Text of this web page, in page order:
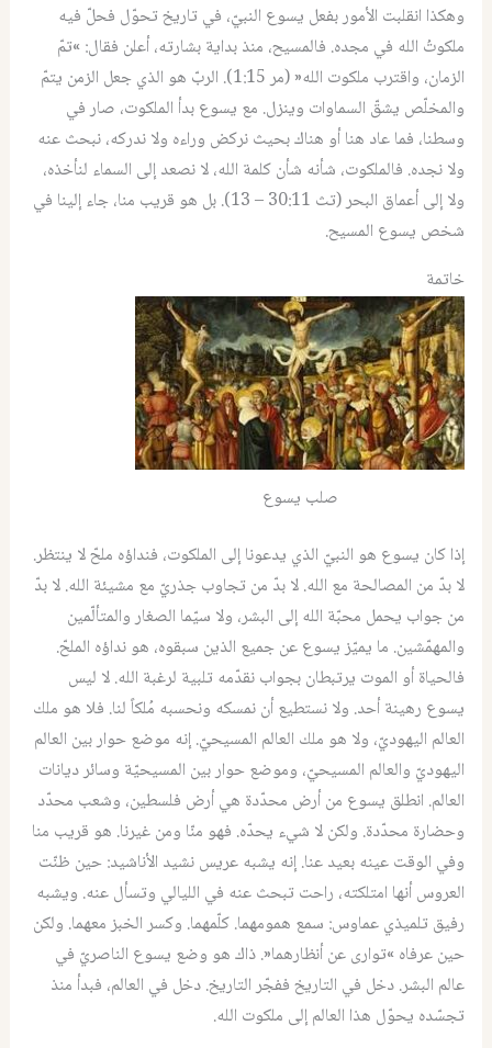
وهكذا انقلبت الأمور بفعل يسوع النبيّ، في تاريخ تحوّل فحلّ فيه
ملكوتُ الله في مجده. فالمسيح، منذ بداية بشارته، أعلن فقال: »تمّ
الزمان، واقترب ملكوت الله« (مر 1:15). الربّ هو الذي جعل الزمن يتمّ
والمخلّص يشقّ السماوات وينزل. مع يسوع بدأ الملكوت، صار في
وسطنا، فما عاد هنا أو هناك بحيث نركض وراءه ولا ندركه، نبحث عنه
ولا نجده. فالملكوت، شأنه شأن كلمة الله، لا نصعد إلى السماء لنأخذه،
ولا إلى أعماق البحر (تث 30:11 – 13). بل هو قريب منا، جاء إلينا في
شخص يسوع المسيح.
خاتمة
صلب يسوع
إذا كان يسوع هو النبيّ الذي يدعونا إلى الملكوت، فنداؤه ملحّ لا ينتظر.
لا بدّ من المصالحة مع الله. لا بدّ من تجاوب جذريّ مع مشيئة الله. لا بدّ
من جواب يحمل محبّة الله إلى البشر، ولا سيّما الصغار والمتألّمين
والمهمّشين. ما يميّز يسوع عن جميع الذين سبقوه، هو نداؤه الملحّ.
فالحياة أو الموت يرتبطان بجواب نقدّمه تلبية لرغبة الله. لا ليس
يسوع رهينة أحد. ولا نستطيع أن نمسكه ونحسبه مُلكاً لنا. فلا هو ملك
العالم اليهوديّ، ولا هو ملك العالم المسيحيّ. إنه موضع حوار بين العالم
اليهوديّ والعالم المسيحيّ، وموضع حوار بين المسيحيّة وسائر ديانات
العالم. انطلق يسوع من أرض محدّدة هي أرض فلسطين، وشعب محدّد
وحضارة محدّدة. ولكن لا شيء يحدّه. فهو منّا ومن غيرنا. هو قريب منا
وفي الوقت عينه بعيد عنا. إنه يشبه عريس نشيد الأناشيد: حين ظنّت
العروس أنها امتلكته، راحت تبحث عنه في الليالي وتسأل عنه. ويشبه
رفيق تلميذي عماوس: سمع همومهما. كلّمهما. وكسر الخبز معهما. ولكن
حين عرفاه »توارى عن أنظارهما«. ذاك هو وضع يسوع الناصريّ في
عالم البشر. دخل في التاريخ ففجّر التاريخ. دخل في العالم، فبدأ منذ
تجسّده يحوّل هذا العالم إلى ملكوت الله.